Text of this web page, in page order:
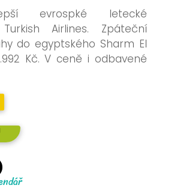
evrospké letecké
Airlines. Zpáteční
do egyptského Sharm El
Kč. V ceně i odbavené